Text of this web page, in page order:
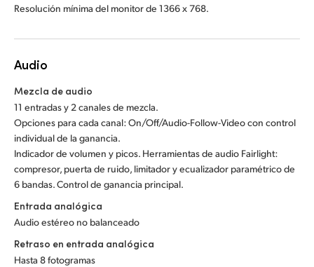
Resolución mínima del monitor de 1366 x 768.
Audio
Mezcla de audio
11 entradas y 2 canales de mezcla.
Opciones para cada canal: On/Off/Audio-Follow-Video con control
individual de la ganancia.
Indicador de volumen y picos. Herramientas de audio Fairlight:
compresor, puerta de ruido, limitador y ecualizador paramétrico de
6 bandas. Control de ganancia principal.
Entrada analógica
Audio estéreo no balanceado
Retraso en entrada analógica
Hasta 8 fotogramas